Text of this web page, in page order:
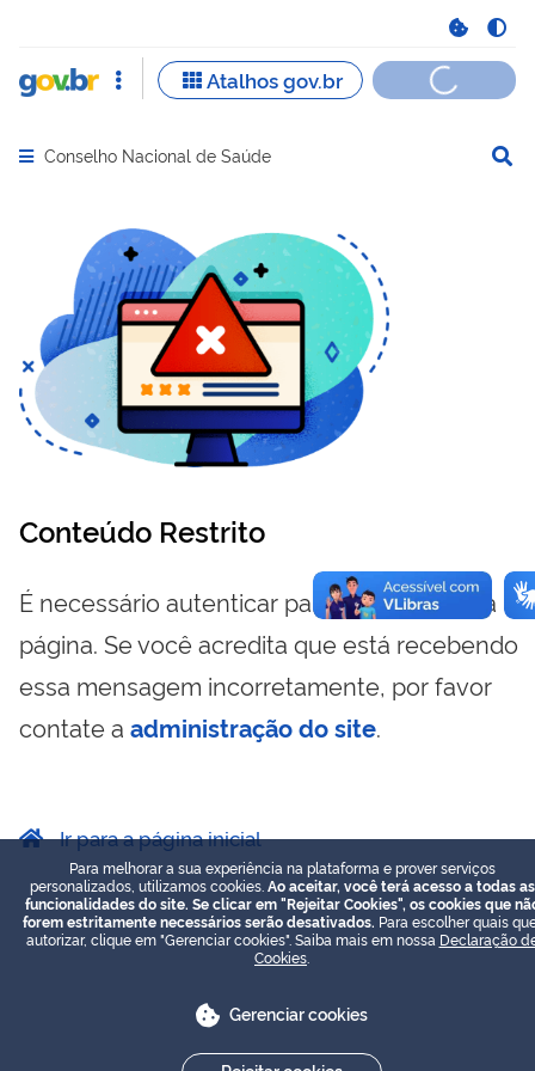
Abrir menu principal de navegação
Conselho Nacional de Saúde
Conteúdo Restrito
É necessário autenticar para visualizar essa
página. Se você acredita que está recebendo
essa mensagem incorretamente, por favor
contate a administração do site.
Ir para a página inicial
Para melhorar a sua experiência na plataforma e prover serviços
personalizados, utilizamos cookies. Ao aceitar, você terá acesso a todas as
funcionalidades do site. Se clicar em "Rejeitar Cookies", os cookies que
forem estritamente necessários serão desativados. Para escolher quais
autorizar, clique em "Gerenciar cookies". Saiba mais em nossa Declaração
Cookies
Gerenciar cookies